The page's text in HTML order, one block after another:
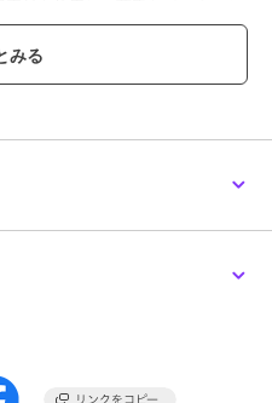
材を使用し、薄手なインナーと
す。
用し、上品な印象に。
ちのトップスと合わせるだけ